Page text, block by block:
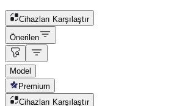
Cihazları Karşılaştır
Önerilen
Model
Premium
Cihazları Karşılaştır